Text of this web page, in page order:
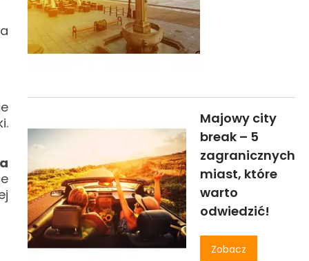
Majowy city
break – 5
zagranicznych
miast, które
warto
odwiedzić!
Zobacz